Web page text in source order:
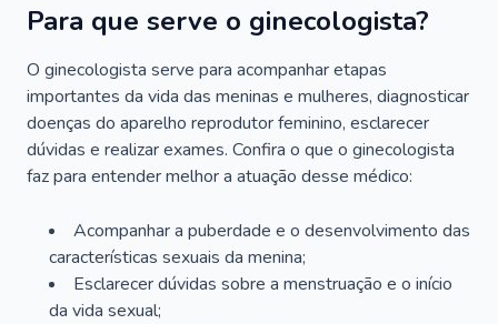
Para que serve o ginecologista?
O ginecologista serve para acompanhar etapas
importantes da vida das meninas e mulheres, diagnosticar
doenças do aparelho reprodutor feminino, esclarecer
dúvidas e realizar exames. Confira o que o ginecologista
faz para entender melhor a atuação desse médico:
Acompanhar a puberdade e o desenvolvimento das
características sexuais da menina;
Esclarecer dúvidas sobre a menstruação e o início
da vida sexual;